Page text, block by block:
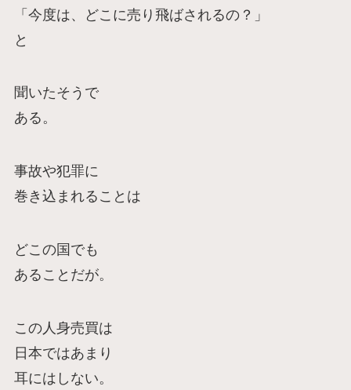
「今度は、どこに売り飛ばされるの？」
と
聞いたそうで
ある。
事故や犯罪に
巻き込まれることは
どこの国でも
あることだが。
この人身売買は
日本ではあまり
耳にはしない。